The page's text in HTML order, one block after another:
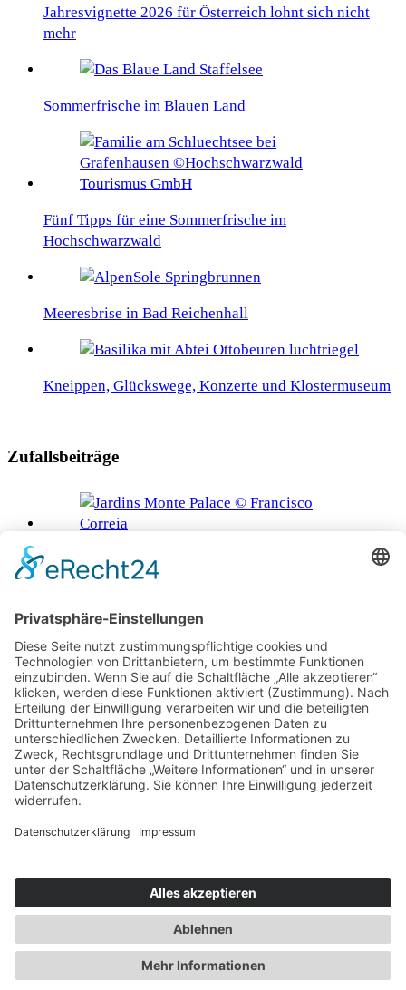
Jahresvignette 2026 für Österreich lohnt sich nicht
mehr
Sommerfrische im Blauen Land
Fünf Tipps für eine Sommerfrische im
Hochschwarzwald
Meeresbrise in Bad Reichenhall
Kneippen, Glückswege, Konzerte und Klostermuseum
Zufallsbeiträge
Madeiras idyllische Gärten
Natürlicher Luxus und eine besondere Magie: ADLER
Lodge RITTEN
Nachhaltig (an-)reisen in Schenna
Kleine Füße, große Berge
Fünf Skigebiete in Osttirol, fünf Charaktere
Datenschutz| Webseitenübersicht